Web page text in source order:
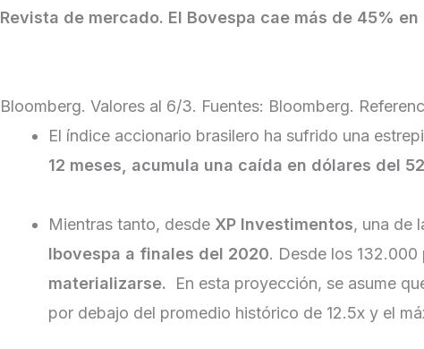
Revista de mercado. El Bovespa cae más de 45%
Bloomberg. Valores al 6/3. Fuentes: Bloomberg.
El índice accionario brasilero ha sufrido una
12 meses, acumula una caída en dólares del
Mientras tanto, desde XP Investimentos, una de
Ibovespa a finales del 2020. Desde los
materializarse. En esta proyección, se asume
por debajo del promedio histórico de 12.5x y el